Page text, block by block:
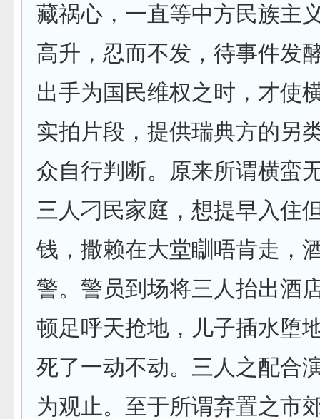
藏祸心，一直等中方民族主
高升，忍而不发，待事件发
出手为国民维权之时，才使
实拍片段，提供瑞典方的另
众自行判断。原来所谓横蛮
三人刁民家庭，想提早入住
钱，撒赖在大堂瞓唔肯走，
警。警员到场将三人抬出酒
顿足呼天抢地，儿子插水堕
死了一动不动。三人之配合
为观止。至于所谓弃置之市